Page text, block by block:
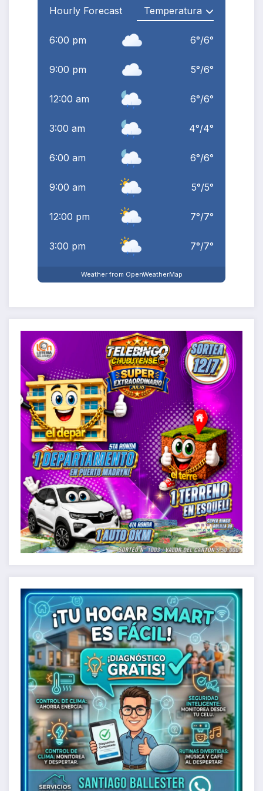
Hourly Forecast
6:00 pm 6°/6°
9:00 pm 5°/6°
12:00 am 6°/6°
3:00 am 4°/4°
6:00 am 6°/6°
9:00 am 5°/5°
12:00 pm 7°/7°
3:00 pm 7°/7°
Weather from OpenWeatherMap